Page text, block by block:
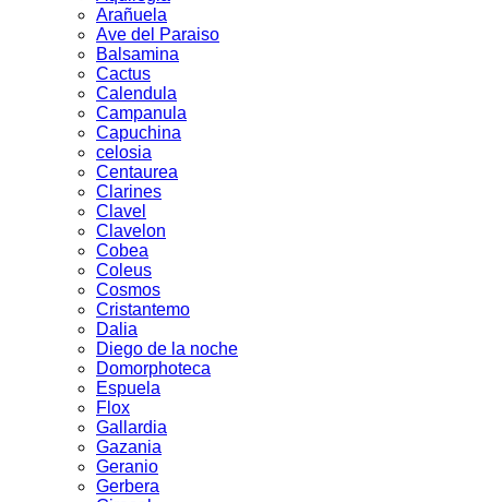
Arañuela
Ave del Paraiso
Balsamina
Cactus
Calendula
Campanula
Capuchina
celosia
Centaurea
Clarines
Clavel
Clavelon
Cobea
Coleus
Cosmos
Cristantemo
Dalia
Diego de la noche
Domorphoteca
Espuela
Flox
Gallardia
Gazania
Geranio
Gerbera